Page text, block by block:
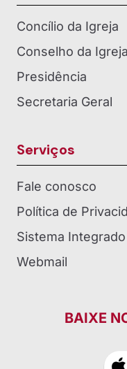
Concílio da Igreja
Conselho da Igreja
Presidência
Secretaria Geral
Serviços
Fale conosco
Política de
Sistema
Webmail
BAIXE